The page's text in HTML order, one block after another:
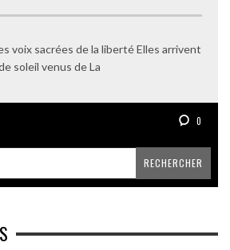
voix sacrées de la liberté Elles arrivent
soleil venus de La
0